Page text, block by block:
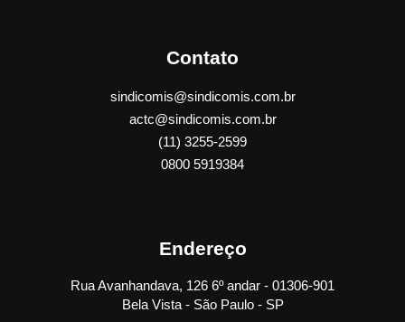
Contato
sindicomis@sindicomis.com.br
actc@sindicomis.com.br
(11) 3255-2599
0800 5919384
Endereço
Rua Avanhandava, 126 6º andar - 01306-901
Bela Vista - São Paulo - SP